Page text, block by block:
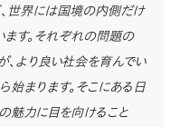
世界には国境の内側だけ
す。それぞれの問題の
、より良い社会を育んでい
始まります。そこにある日
魅力に目を向けること